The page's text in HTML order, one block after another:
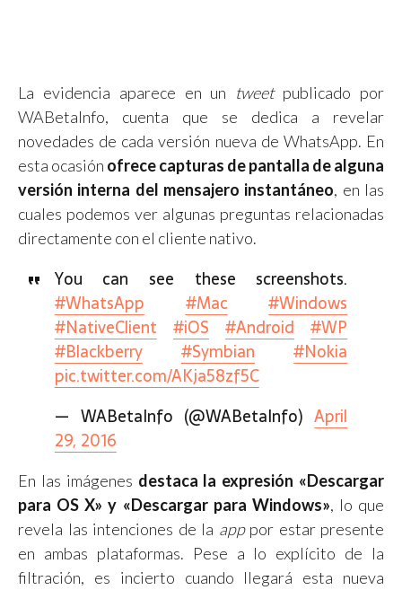
La evidencia aparece en un tweetpublicado por
WABetaInfo, cuenta que se dedica a revelar
novedades de cada versión nueva de WhatsApp. En
esta ocasión ofrece capturas de pantalla de alguna
versión interna del mensajero instantáneo, en las
cuales podemos ver algunas preguntas relacionadas
directamente con el cliente nativo.
You can see these screenshots.
#WhatsApp
#Mac
#Windows
#NativeClient
#iOS #Android
#WP
#Blackberry
#Symbian
#Nokia
pic.twitter.com/AKja58zf5C
— WABetaInfo (@WABetaInfo)April
29, 2016
En las imágenes destaca la expresión «Descargar
para OS X» y «Descargar para Windows», lo que
revela las intenciones de la apppor estar presente
en ambas plataformas. Pese a lo explícito de la
filtración, es incierto cuando llegará esta nueva